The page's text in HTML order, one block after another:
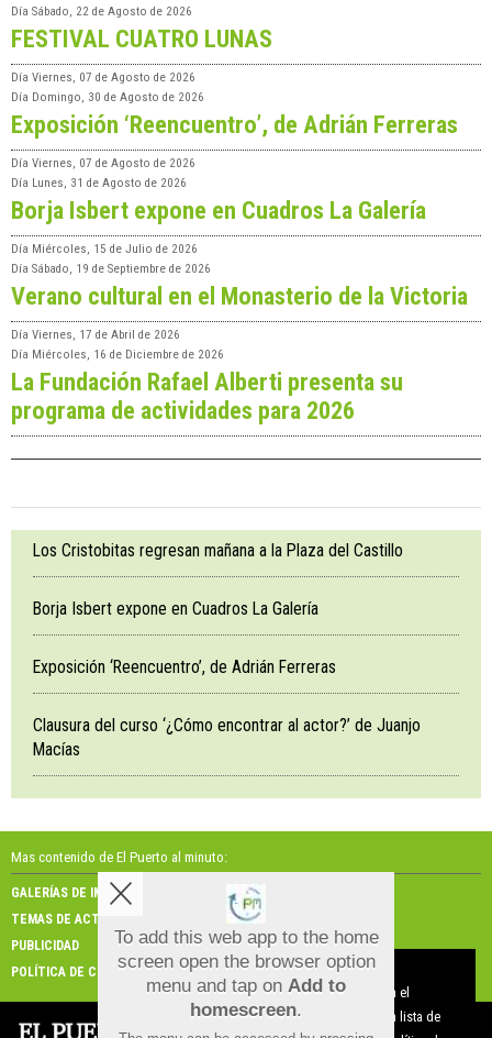
Día Sábado, 22 de Agosto de 2026
FESTIVAL CUATRO LUNAS
Día Viernes, 07 de Agosto de 2026
Día Domingo, 30 de Agosto de 2026
Exposición ‘Reencuentro’, de Adrián Ferreras
Día Viernes, 07 de Agosto de 2026
Día Lunes, 31 de Agosto de 2026
Borja Isbert expone en Cuadros La Galería
Día Miércoles, 15 de Julio de 2026
Día Sábado, 19 de Septiembre de 2026
Verano cultural en el Monasterio de la Victoria
Día Viernes, 17 de Abril de 2026
Día Miércoles, 16 de Diciembre de 2026
La Fundación Rafael Alberti presenta su
programa de actividades para 2026
Los Cristobitas regresan mañana a la Plaza del Castillo
Borja Isbert expone en Cuadros La Galería
Exposición ‘Reencuentro’, de Adrián Ferreras
Clausura del curso ‘¿Cómo encontrar al actor?’ de Juanjo
Macías
Mas contenido de El Puerto al minuto:
GALERÍAS DE IMÁGENES
GALERÍAS DE VÍDEOS
TEMAS DE ACTUALIDAD
NOSOTROS
PUBLICIDAD
CONTACTO
POLÍTICA DE COOKIESAviso sobre el Uso de cookies:
Utilizamos cookies nuestras y de terceros para el
funcionamiento del digital. Puedes consultar la lista de
To add this web app to the home
screen open the browser option
menu and tap on Add to
homescreen.